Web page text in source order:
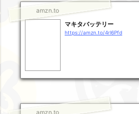
amzn.to
マキタバッテリー
https://amzn.to/4rl6Pfd
amzn.to